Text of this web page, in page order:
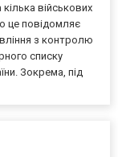
військових
це повідомляє
з контролю
списку
Зокрема, під